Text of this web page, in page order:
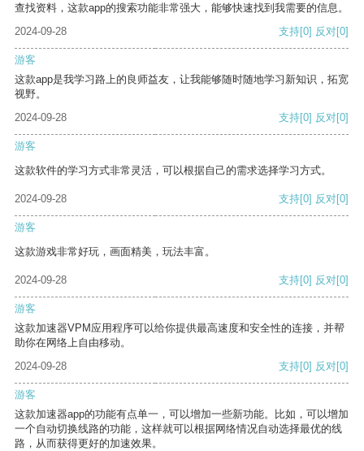
查找资料，这款app的搜索功能非常强大，能够快速找到我需要的信息。
2024-09-28
支持[0] 反对[0]
游客
这款app是我学习路上的良师益友，让我能够随时随地学习新知识，拓宽
视野。
2024-09-28
支持[0] 反对[0]
游客
这款软件的学习方式非常灵活，可以根据自己的需求选择学习方式。
2024-09-28 支持[0] 反对[0]
游客
这款游戏非常好玩，画面精美，玩法丰富。
2024-09-28 支持[0] 反对[0]
游客
这款加速器VPM应用程序可以给你提供最高速度和安全性的连接，并帮
助你在网络上自由移动。
2024-09-28
支持[0] 反对[0]
游客
这款加速器app的功能有点单一，可以增加一些新功能。比如，可以增加
一个自动切换线路的功能，这样就可以根据网络情况自动选择最优的线
路，从而获得更好的加速效果。